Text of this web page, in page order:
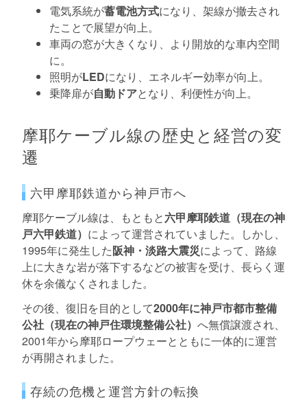
電気系統が蓄電池方式になり、架線が撤去され
たことで展望が向上。
車両の窓が大きくなり、より開放的な車内空間
に。
照明がLEDになり、エネルギー効率が向上。
乗降扉が自動ドアとなり、利便性が向上。
摩耶ケーブル線の歴史と経営の変
遷
六甲摩耶鉄道から神戸市へ
摩耶ケーブル線は、もともと六甲摩耶鉄道（現在の神
戸六甲鉄道） によって運営されていました。しかし、
1995年に発生した阪神・淡路大震災によって、路線
上に大きな岩が落下するなどの被害を受け、長らく運
休を余儀なくされました。
その後、復旧を目的として2000年に神戸市都市整備
公社（現在の神戸住環境整備公社） へ無償譲渡され、
2001年から摩耶ロープウェーとともに一体的に運営
が再開されました。
存続の危機と運営方針の転換